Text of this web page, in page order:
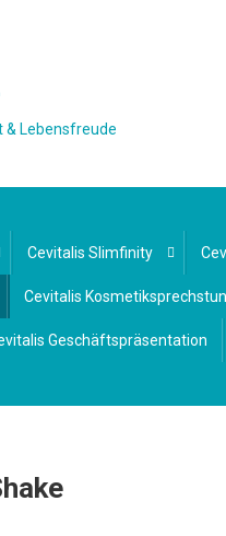
& Lebensfreude
Cevitalis Slimfinity
Cevitalis
Geschäftspräsentation